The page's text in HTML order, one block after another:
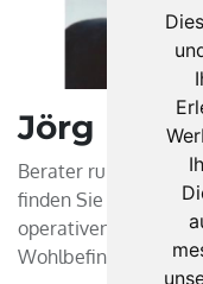
Jörg
Berater rund um
finden Sie Ihre
operativen
Wohlbefinden zu